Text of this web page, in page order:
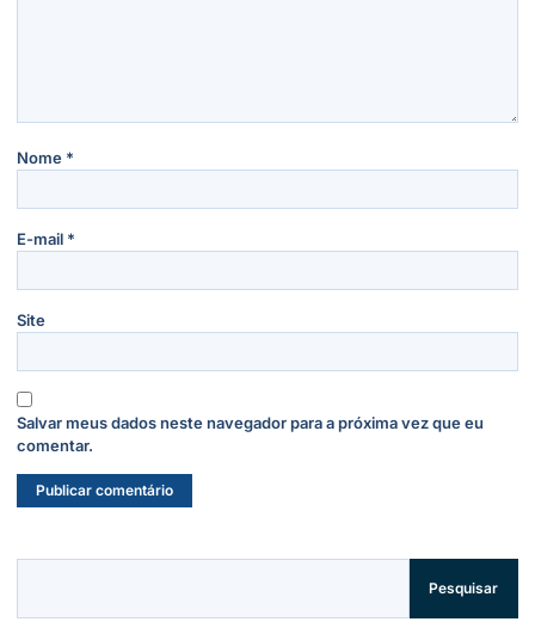
Nome *
E-mail *
Site
Salvar meus dados neste navegador para a próxima vez que eu
comentar.
Pesquisar